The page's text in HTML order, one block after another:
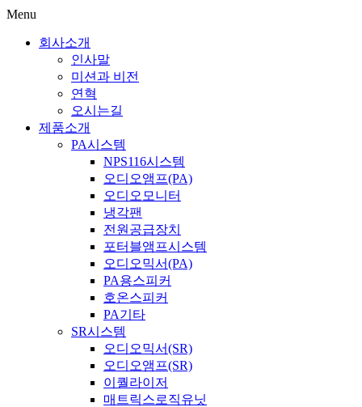
Menu
회사소개
인사말
미션과 비전
연혁
오시는길
제품소개
PA시스템
NPS116시스템
오디오앰프(PA)
오디오모니터
냉각팬
전원공급장치
포터블앰프시스템
오디오믹서(PA)
PA용스피커
호온스피커
PA기타
SR시스템
오디오믹서(SR)
오디오앰프(SR)
이퀄라이저
매트릭스로직유닛